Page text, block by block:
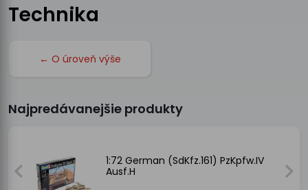
Technika
← O úroveň výše
Najpredávanejšie produkty
1:72 German (SdKfz.161) PzKpfw.IV
Ausf.H